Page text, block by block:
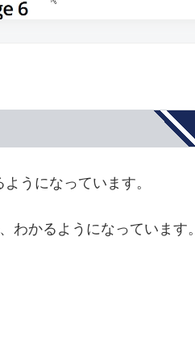
うになっています。
わかるようになっています。